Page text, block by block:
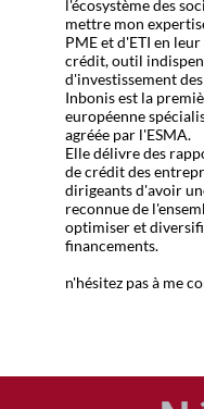
l'écosystème des
mettre mon
PME et d'ETI en
crédit, outil
d'investissement
Inbonis est la
européenne
agréée par l'ESMA.
Elle délivre des
de crédit des
dirigeants d'avoir
reconnue de
optimiser et
financements.